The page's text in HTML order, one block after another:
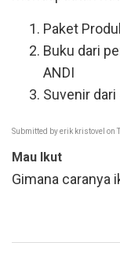
Paket
Buku dari
ANDI
Suvenir dari
Submitted byerik kristovel on
Mau Ikut
Gimana caranya